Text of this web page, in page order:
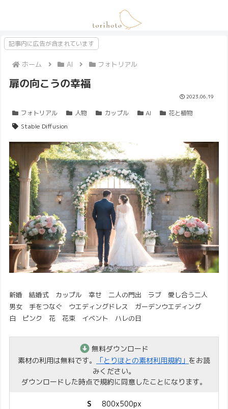
記事内に広告が含まれています
ホーム AI フォトリアル
扉の向こうの幸福
2023.06.19
フォトリアル 人物 カップル AI
花と植物
Stable Diffusion
新婚 結婚式 カップル 幸せ 二人の門出 ラブ 愛し合う二人
男女 手をつなぐ ウエディングドレス ガーデンウエディング
白 ピンク 花 花束 イベント ハレの日
無料ダウンロード
素材の利用は無料です。
「とりほとの素材利用規約」 をお読
みください。
ダウンロードした時点で規約に同意したことになります。
S 800x500px